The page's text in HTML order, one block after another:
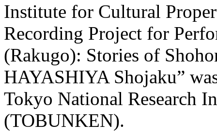
Institute for Cultural
Recording Project for
(Rakugo): Stories of
HAYASHIYA Shojaku”
Tokyo National Research
(TOBUNKEN).